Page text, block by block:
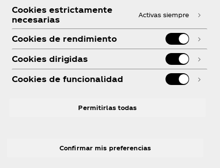
¿Necesitas ayuda?
Legal
Cookies estrictamente
necesarias
Activas siempre
Cookies de rendimiento
Cookies dirigidas
Cookies de funcionalidad
Permitirlas todas
Confirmar mis preferencias